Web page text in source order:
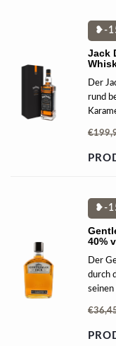
❥-
Jack
Der
rund
❥-
40%
Der
durch
seinen
und